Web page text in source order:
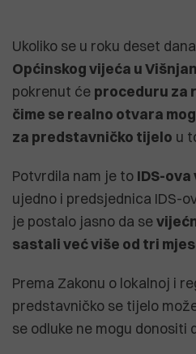
Ukoliko se u roku deset
Općinskog vijeća u
pokrenut će proceduru za
čime se realno otvara
za predstavničko tijelo u
Potvrdila nam je to IDS-
ujedno i predsjednica IDS-
je postalo jasno da se
sastali već više od tri
Prema Zakonu o lokalnoj i
predstavničko se tijelo
se odluke ne mogu donositi